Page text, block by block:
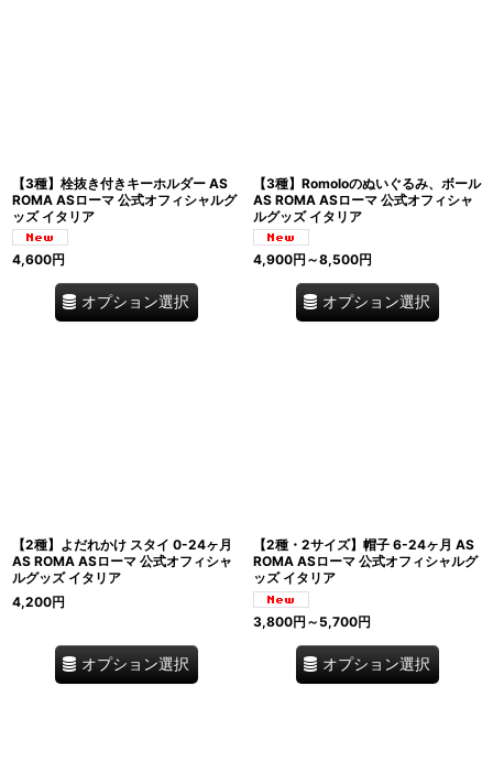
【3種】栓抜き付きキーホルダー AS
ROMA ASローマ 公式オフィシャルグ
ッズ イタリア
4,600円
オプション選択
【3種】Romoloのぬいぐるみ、ボール
AS ROMA ASローマ 公式オフィシャ
ルグッズ イタリア
4,900円 ～8,500円
オプション選択
【2種】よだれかけ スタイ 0-24ヶ月
AS ROMA ASローマ 公式オフィシャ
ルグッズ イタリア
4,200円
オプション選択
【2種・2サイズ】帽子 6-24ヶ月 AS
ROMA ASローマ 公式オフィシャルグ
ッズ イタリア
3,800円 ～5,700円
オプション選択